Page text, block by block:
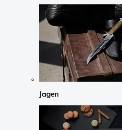
Jagen